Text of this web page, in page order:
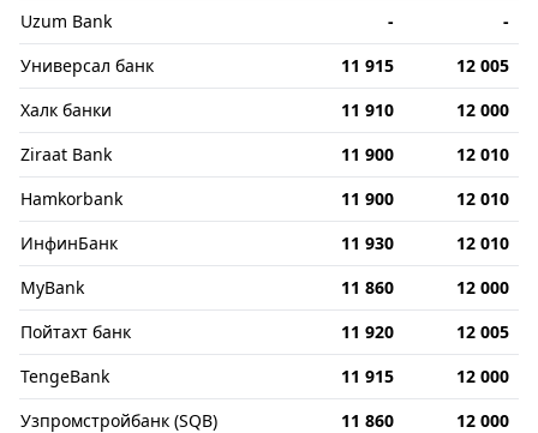
Uzum Bank
-
-
Универсал банк
11 915
12 005
Халк банки
11 910
12 000
Ziraat Bank
11 900
12 010
Hamkorbank
11 900
12 010
ИнфинБанк
11 930
12 010
MyBank
11 860
12 000
Пойтахт банк
11 920
12 005
TengeBank
11 915
12 000
Узпромстройбанк (SQB)
11 860
12 000